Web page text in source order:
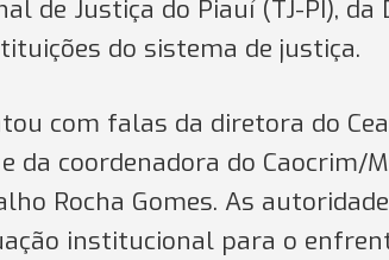
de Justiça do Piauí (TJ-PI),
do sistema de justiça.
com falas da diretora do
da coordenadora do Caocrim/
Rocha Gomes. As
institucional para o